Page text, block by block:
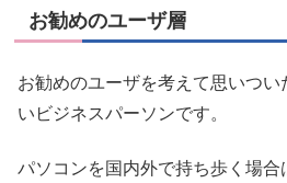
お勧めのユーザ層
お勧めのユーザを考えて思いつ
いビジネスパーソンです。
パソコンを国内外で持ち歩く場